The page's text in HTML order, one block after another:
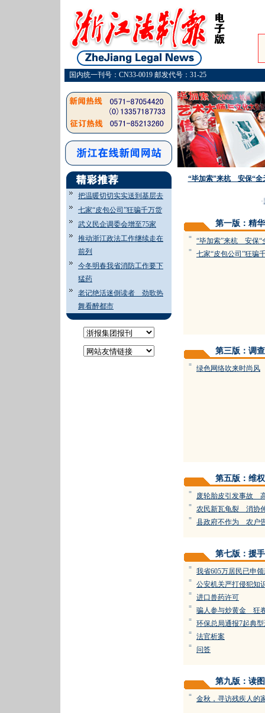
国内统一刊号：CN33-0019 邮发代号：31-25
把温暖切切实实送到基层去
七家“皮包公司”狂骗千万货
武义民企调委会增至75家
推动浙江政法工作继续走在
前列
今冬明春我省消防工作要下
猛药
老记绝活迷倒读者 劲歌热
舞看醉都市
“毕加索”来杭 安保“全
第一版：精
= “毕加索”来杭 安保“
= 七家“皮包公司”狂骗
第三版：调查
= 绿色网络吹来时尚风
第五版：维权
= 废轮胎皮引发事故
= 农民新瓦龟裂 消协
= 县政府不作为 农户
第七版：援手
= 我省605万居民已申
= 公安机关严打侵犯知
= 进口兽药许可
= 骗人参与炒黄金 狂
= 环保总局通报7起典
= 法官析案
= 问答
第九版：读图
= 金秋，寻访残疾人的